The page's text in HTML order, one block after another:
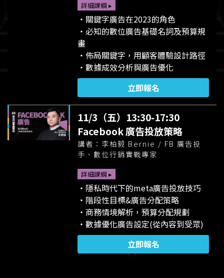
詳細課綱 ▸
・關鍵字廣告在2023的角色
・必知的數位廣告基礎名詞及預算規
畫
・佈局關鍵字，用顧客體驗設計路徑
・數據成效分析與廣告優化
立即報名
11/3（五）13:30-17:30
Facebook 廣告投放策略
講者：李柏毅 Bernie / FB 廣告投
手、數位行銷實戰專家
詳細課綱 ▸
・隱私時代下的meta廣告投放技巧
・階段性目標&廣告分配策略
・商務情境解析，預算分配規劃
・數據優化廣告設定(從內容到受眾)
立即報名